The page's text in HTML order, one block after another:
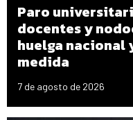
Paro
docentes y
huelga nacional
medida
7 de agosto de 2026